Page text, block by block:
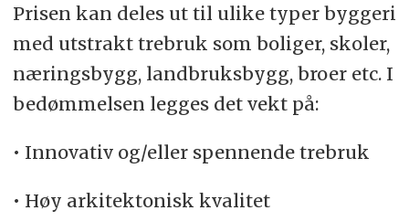
Prisen kan deles ut til ulike typer byggeri
med utstrakt trebruk som boliger, skoler,
næringsbygg, landbruksbygg, broer etc. I
bedømmelsen legges det vekt på:
• Innovativ og/eller spennende trebruk
• Høy arkitektonisk kvalitet